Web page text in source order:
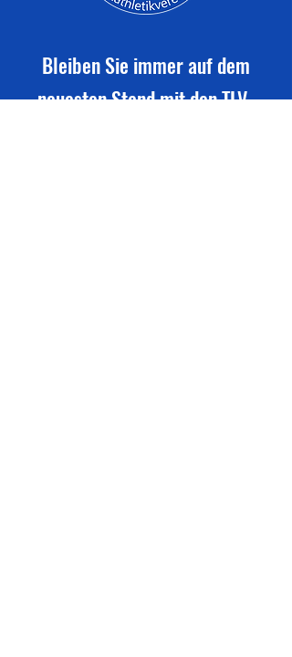
Bleiben Sie immer auf dem
neuesten Stand mit den TLV-